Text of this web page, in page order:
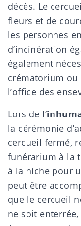
décès. Le
fleurs et de
les personnes
d’incinération
également
crématorium
l’office des
Lors de l’
la cérémonie
cercueil fermé,
funérarium à la
à la niche pour
peut être
que le cercueil
ne soit enterrée,